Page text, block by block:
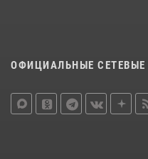
ОФИЦИАЛЬНЫЕ